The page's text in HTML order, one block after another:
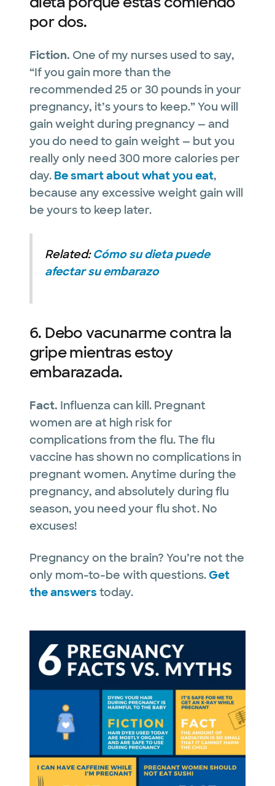
por dos.
Fiction. One of my nurses used to say,
“If you gain more than the
recommended 25 or 30 pounds in your
pregnancy, it’s yours to keep.” You will
gain weight during pregnancy — and
you do need to gain weight — but you
really only need 300 more calories per
day. Be smart about what you eat,
because any excessive weight gain will
be yours to keep later.
Related:Cómo su dieta puede
afectar su embarazo
6. Debo vacunarme contra la
gripe mientras estoy
embarazada.
Fact. Influenza can kill. Pregnant
women are at high risk for
complications from the flu. The flu
vaccine has shown no complications in
pregnant women. Anytime during the
pregnancy, and absolutely during flu
season, you need your flu shot. No
excuses!
Pregnancy on the brain? You’re not the
only mom-to-be with questions.Get
the answers today.